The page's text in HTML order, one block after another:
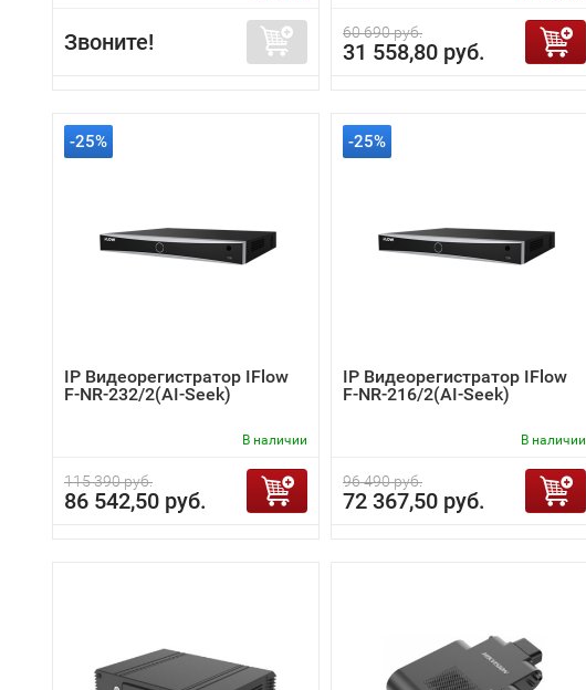
Звоните! 60 690 руб.
31 558,80 руб.
-25%
IP Видеорегистратор IFlow
F-NR-232/2(AI-Seek)
В наличии
115 390 руб.
86 542,50 руб.
-25%
IP Видеорегистратор IFlow
F-NR-216/2(AI-Seek)
В наличии
96 490 руб.
72 367,50 руб.